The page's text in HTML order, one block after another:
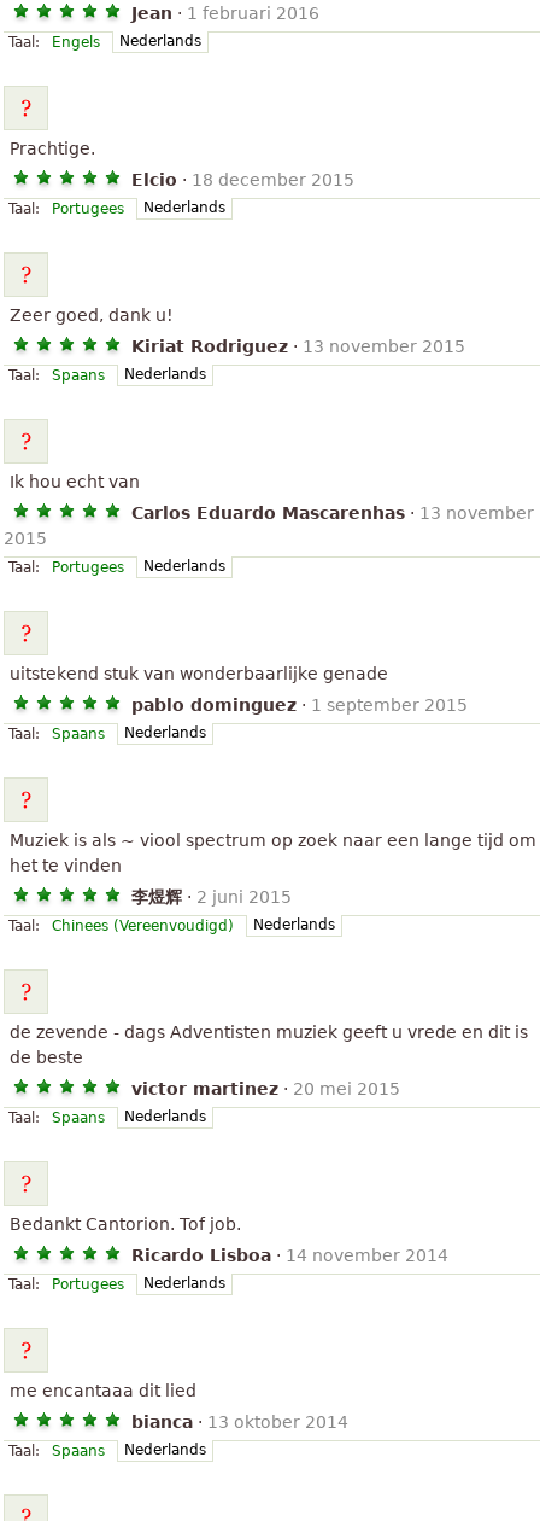
Jean · 1 februari 2016
Taal: Engels Nederlands
Prachtige.
Elcio · 18 december 2015
Taal: Portugees Nederlands
Zeer goed, dank u!
Kiriat Rodriguez · 13 november 2015
Taal: Spaans Nederlands
Ik hou echt van
Carlos Eduardo Mascarenhas · 13 november
2015
Taal: Portugees Nederlands
uitstekend stuk van wonderbaarlijke genade
pablo dominguez · 1 september 2015
Taal: Spaans Nederlands
Muziek is als ~ viool spectrum op zoek naar een lange tijd om
het te vinden
李煜辉 · 2 juni 2015
Taal: Chinees (Vereenvoudigd) Nederlands
de zevende - dags Adventisten muziek geeft u vrede en dit is
de beste
victor martinez · 20 mei 2015
Taal: Spaans Nederlands
Bedankt Cantorion. Tof job.
Ricardo Lisboa · 14 november 2014
Taal: Portugees Nederlands
me encantaaa dit lied
bianca · 13 oktober 2014
Taal: Spaans Nederlands